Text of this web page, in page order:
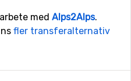
med Alps2Alps.
fler transferalternativ